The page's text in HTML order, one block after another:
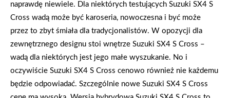
naprawdę niewiele. Dla niektórych testujących Suzuki SX4 S
Cross wadą może być karoseria, nowoczesna i być może
przez to zbyt śmiała dla tradycjonalistów. W opozycji dla
zewnętrznego designu stoi wnętrze Suzuki SX4 S Cross –
wadą dla niektórych jest jego małe wyszukanie. No i
oczywiście Suzuki SX4 S Cross cenowo również nie każdemu
będzie odpowiadać. Szczególnie nowe Suzuki SX4 S Cross